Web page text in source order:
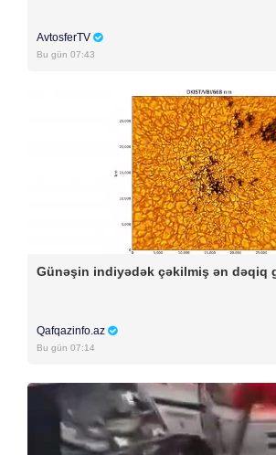
AvtosferTV
Bu gün 07:43
Günəşin indiyədək çəkilmiş ən dəqiq
Qafqazinfo.az
Bu gün 07:14